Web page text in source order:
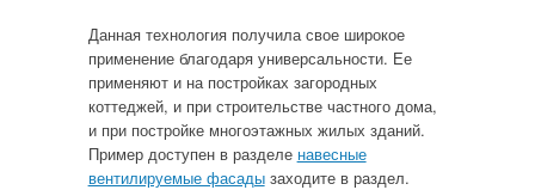
Данная технология получила свое широкое
применение благодаря универсальности. Ее
применяют и на постройках загородных
коттеджей, и при строительстве частного дома,
и при постройке многоэтажных жилых зданий.
Пример доступен в разделе навесные
вентилируемые фасадызаходите в раздел.